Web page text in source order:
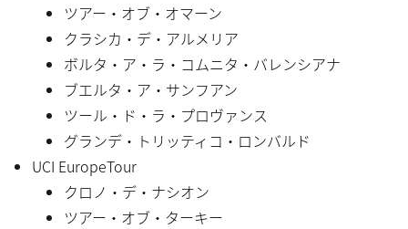
ツアー・オブ・オマーン
クラシカ・デ・アルメリア
ボルタ・ア・ラ・コムニタ・バレンシアナ
ブエルタ・ア・サンフアン
ツール・ド・ラ・プロヴァンス
グランデ・トリッティコ・ロンバルド
UCI EuropeTour
クロノ・デ・ナシオン
ツアー・オブ・ターキー